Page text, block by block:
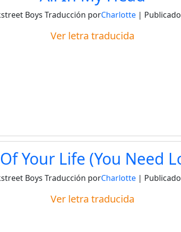
Boys Traducción porCharlotte | Publicado
Ver letra traducida
Your Life (You Need
Boys Traducción porCharlotte | Publicado
Ver letra traducida